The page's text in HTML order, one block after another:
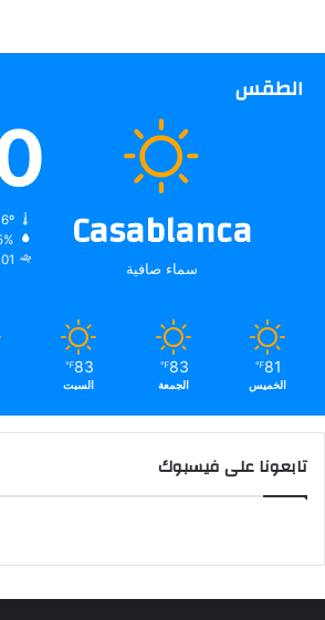
الطقس
Casablanca
سماء صافية
81º - 76º
5.01
81
℉
الخميس
83
℉
الجمعة
83
℉
السبت
تابعونا على فيسبوك